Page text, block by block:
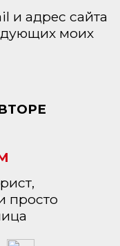
и адрес сайта
моих
просто